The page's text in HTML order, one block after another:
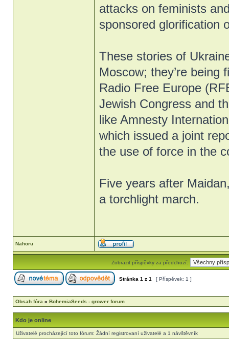
attacks on feminists
sponsored glorification
These stories of
Moscow; they’re being
Radio Free Europe
Jewish Congress and
like Amnesty
which issued a joint
the use of force in the
Five years after
a torchlight march.
Nahoru
Zobrazit příspěvky za předchozí:
Stránka 1 z 1 [ Příspěvek: 1 ]
Obsah fóra » BohemiaSeeds - grower forum
Kdo je online
Uživatelé procházející toto fórum: Žádní registrovaní uživatelé a 1 návštěvník